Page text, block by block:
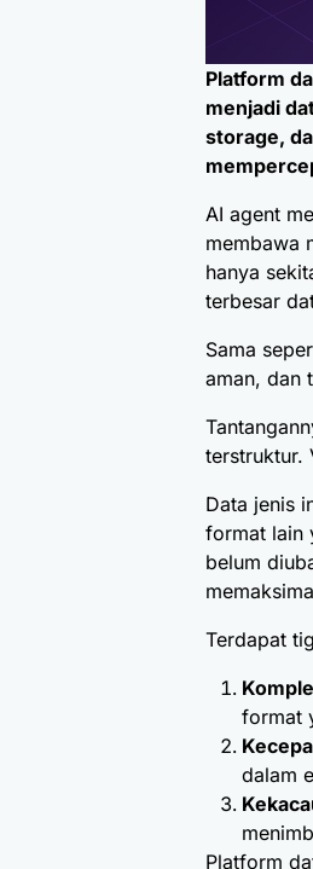
Platform
menjadi
storage,
AI agent
membawa
hanya
terbesar
Sama
aman, dan
terstruktur.
Data jenis
format lain
belum
Terdapat
format
dalam
Platform